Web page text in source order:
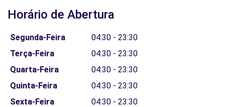
Horário de Abertura
Segunda-Feira
04:30 - 23:30
Terça-Feira
04:30 - 23:30
Quarta-Feira
04:30 - 23:30
Quinta-Feira
04:30 - 23:30
Sexta-Feira
04:30 - 23:30